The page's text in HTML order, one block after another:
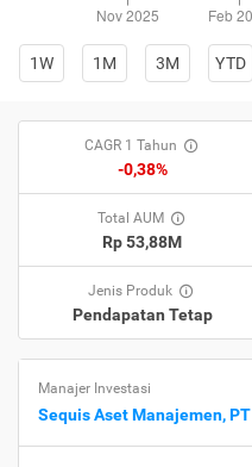
1W 1M 3M YTD
CAGR 1 Tahun
-0,38%
Total AUM
Rp 53,88M
Jenis Produk
Pendapatan Tetap
Manajer Investasi
Sequis Aset Manajemen, PT